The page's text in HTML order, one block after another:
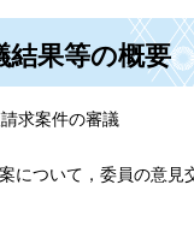
結果等の概要
求案件の審議
について，委員の意見